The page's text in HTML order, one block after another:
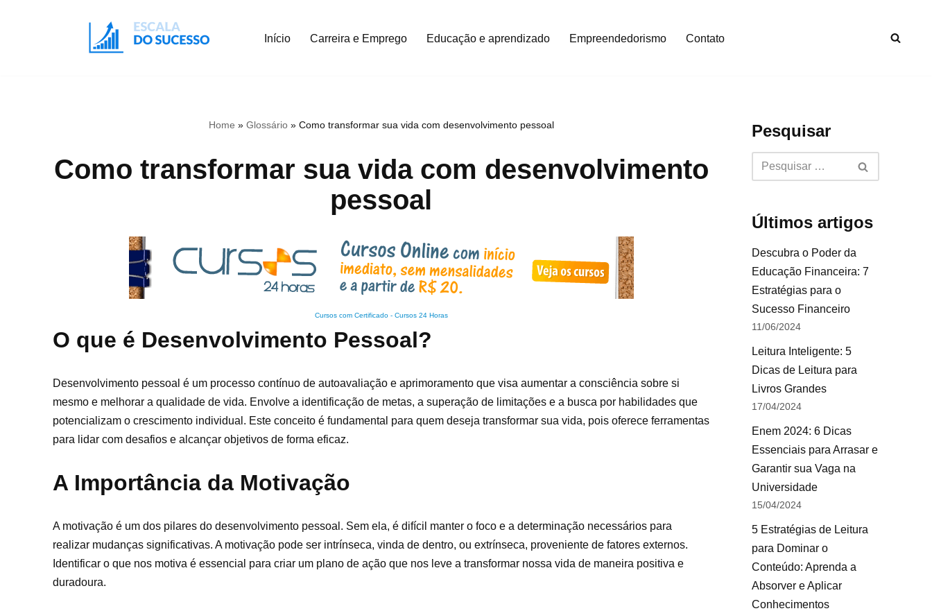
Início Carreira e Emprego Educação e aprendizado Empreendedorismo Contato
Home » Glossário» Como transformar sua vida com desenvolvimento pessoal
Como transformar sua vida com desenvolvimento
pessoal
Cursos com Certificado- Cursos 24 Horas
O que é Desenvolvimento Pessoal?
Desenvolvimento pessoal é um processo contínuo de autoavaliação e aprimoramento que visa aumentar a consciência sobre si
mesmo e melhorar a qualidade de vida. Envolve a identificação de metas, a superação de limitações e a busca por habilidades que
potencializam o crescimento individual. Este conceito é fundamental para quem deseja transformar sua vida, pois oferece ferramentas
para lidar com desafios e alcançar objetivos de forma eficaz.
A Importância da Motivação
A motivação é um dos pilares do desenvolvimento pessoal. Sem ela, é difícil manter o foco e a determinação necessários para
realizar mudanças significativas. A motivação pode ser intrínseca, vinda de dentro, ou extrínseca, proveniente de fatores externos.
Identificar o que nos motiva é essencial para criar um plano de ação que nos leve a transformar nossa vida de maneira positiva e
duradoura.
Pesquisar
Últimos artigos
Descubra o Poder da
Educação Financeira: 7
Estratégias para o
Sucesso Financeiro
11/06/2024
Leitura Inteligente: 5
Dicas de Leitura para
Livros Grandes
17/04/2024
Enem 2024: 6 Dicas
Essenciais para Arrasar e
Garantir sua Vaga na
Universidade
15/04/2024
5 Estratégias de Leitura
para Dominar o
Conteúdo: Aprenda a
Absorver e Aplicar
Conhecimentos